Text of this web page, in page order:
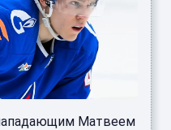
Матвеем